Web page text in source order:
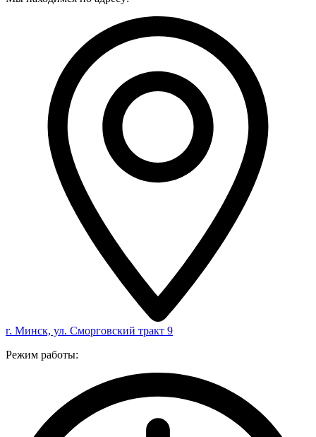
г. Минск, ул. Сморговский тракт 9
Режим работы: